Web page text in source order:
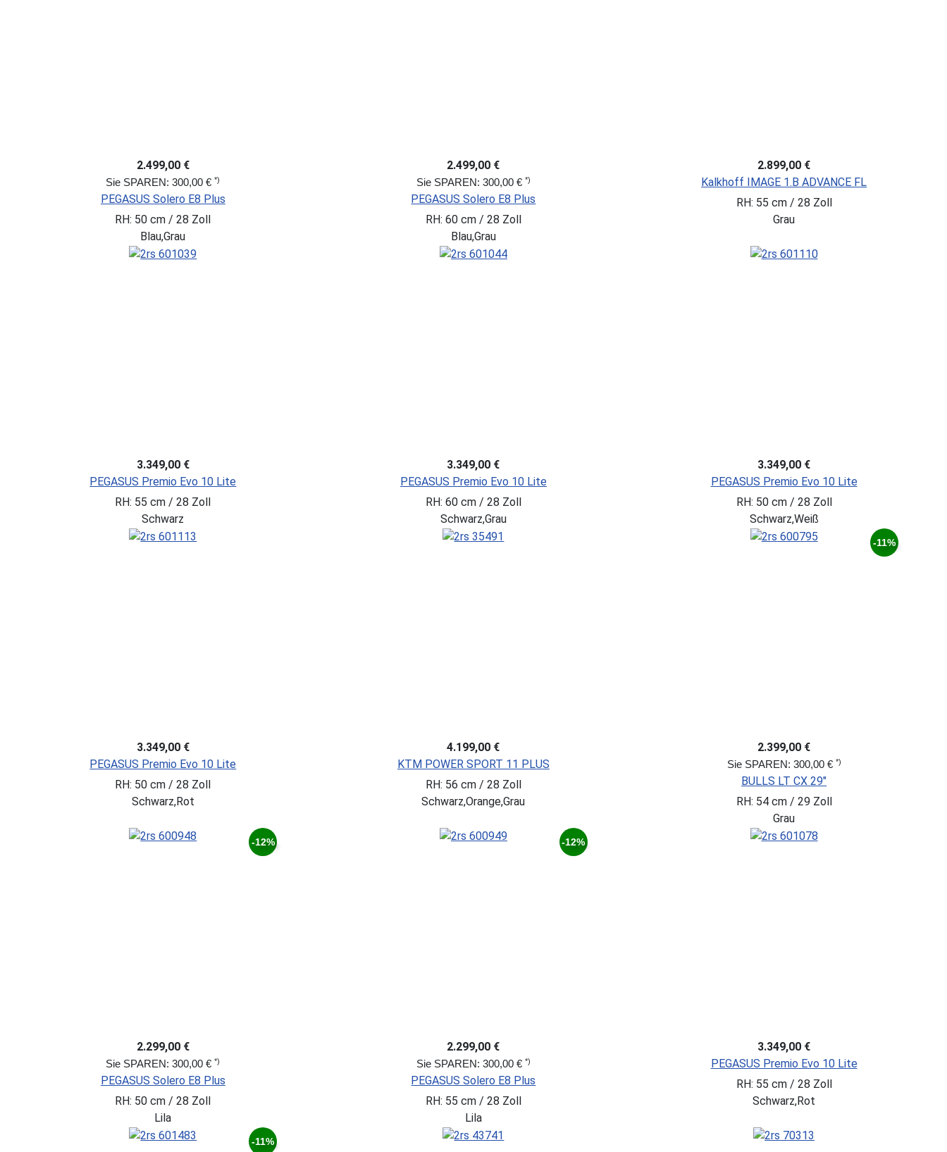
2.499,00 €
Sie SPAREN: 300,00 €*)
PEGASUS Solero E8 Plus
RH: 50 cm / 28 Zoll
Blau,Grau
2.499,00 €
Sie SPAREN: 300,00 € *)
PEGASUS Solero E8 Plus
RH: 60 cm / 28 Zoll
Blau,Grau
2.899,00 €
Kalkhoff IMAGE 1.B ADVANCE FL
RH: 55 cm / 28 Zoll
Grau
3.349,00 €
PEGASUS Premio Evo 10 Lite
RH: 55 cm / 28 Zoll
Schwarz
3.349,00 €
PEGASUS Premio Evo 10 Lite
RH: 60 cm / 28 Zoll
Schwarz,Grau
3.349,00 €
PEGASUS Premio Evo 10 Lite
RH: 50 cm / 28 Zoll
Schwarz,Weiß
3.349,00 €
PEGASUS Premio Evo 10 Lite
RH: 50 cm / 28 Zoll
Schwarz,Rot
4.199,00 €
KTM POWER SPORT 11 PLUS
RH: 56 cm / 28 Zoll
Schwarz,Orange,Grau
-11%
2.399,00 €
Sie SPAREN: 300,00 € *)
BULLS LT CX 29"
RH: 54 cm / 29 Zoll
Grau
-12%
2.299,00 €
Sie SPAREN: 300,00 €*)
PEGASUS Solero E8 Plus
RH: 50 cm / 28 Zoll
Lila
-12%
2.299,00 €
Sie SPAREN: 300,00 € *)
PEGASUS Solero E8 Plus
RH: 55 cm / 28 Zoll
Lila
3.349,00 €
PEGASUS Premio Evo 10 Lite
RH: 55 cm / 28 Zoll
Schwarz,Rot
-11%